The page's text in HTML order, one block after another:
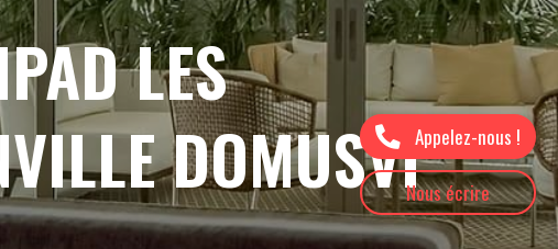
Appelez-nous !
Nous écrire
LES
DOMUSVI